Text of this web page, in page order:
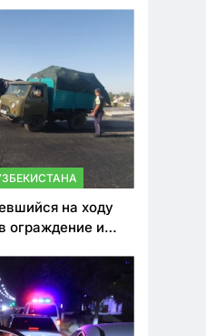
на ходу
ограждение и